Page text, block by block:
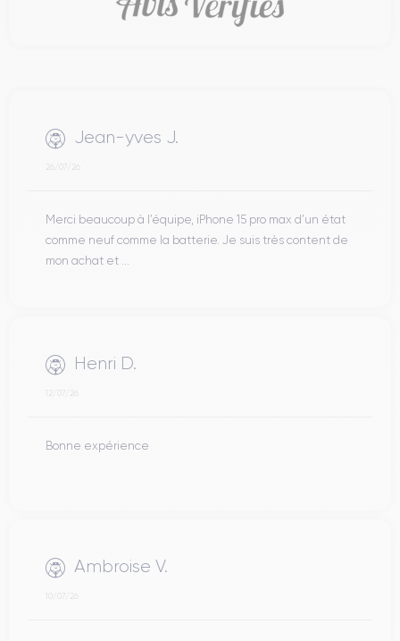
Jean-yves J.
26/07/26
Merci beaucoup à l’équipe, iPhone 15 pro max d’un état
comme neuf comme la batterie. Je suis très content de
mon achat et ...
Henri D.
12/07/26
Bonne expérience
Ambroise V.
10/07/26